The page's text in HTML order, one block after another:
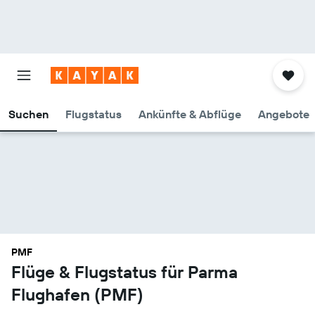
Suchen Flugstatus Ankünfte & Abflüge Angebote
PMF
Flüge & Flugstatus für Parma
Flughafen (PMF)